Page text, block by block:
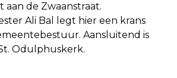
de Zwaanstraat.
Ali Bal legt hier een krans
Aansluitend is
Odulphuskerk.